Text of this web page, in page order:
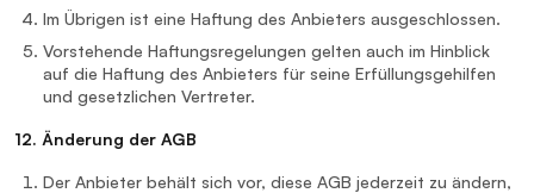
Im Übrigen ist eine Haftung des Anbieters ausgeschlossen.
Vorstehende Haftungsregelungen gelten auch im Hinblick
auf die Haftung des Anbieters für seine Erfüllungsgehilfen
und gesetzlichen Vertreter.
12. Änderung der AGB
Der Anbieter behält sich vor, diese AGB jederzeit zu ändern,